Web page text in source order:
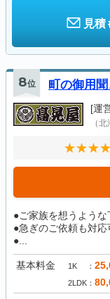
見積
8位 町の御用
[運
（
●ご家族を想うよう
●急ぎのご依頼も対応
●...
基本料金 1K
2LDK